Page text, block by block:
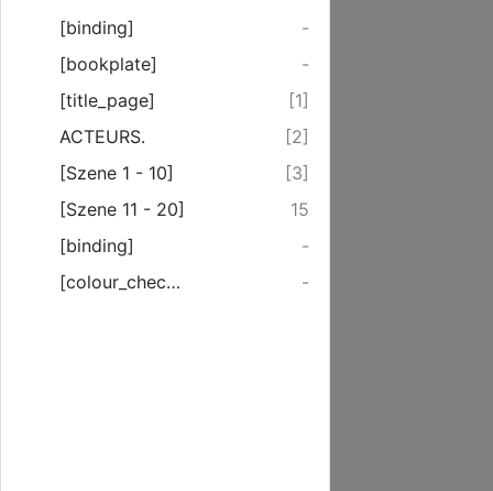
[binding]
-
[bookplate]
-
[title_page]
[1]
ACTEURS.
[2]
[Szene 1 - 10]
[3]
[Szene 11 - 20]
15
[binding]
-
[colour_checker]
-